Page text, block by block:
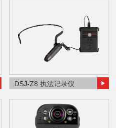
DSJ-Z8 执法记录仪